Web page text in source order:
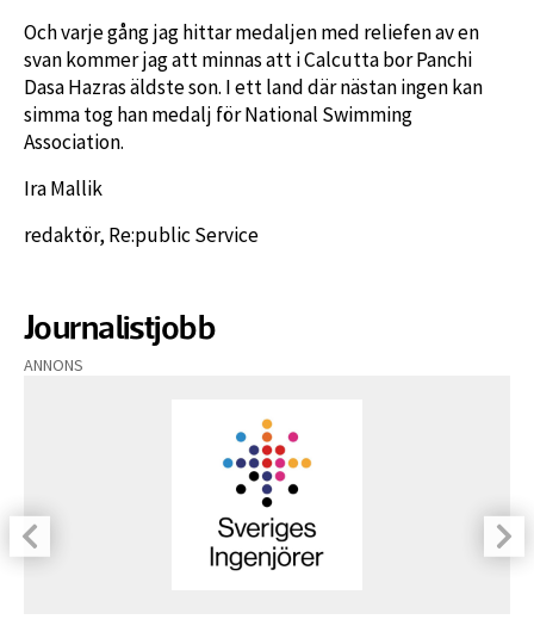
Och varje gång jag hittar medaljen med reliefen av en
svan kommer jag att minnas att i Calcutta bor Panchi
Dasa Hazras äldste son. I ett land där nästan ingen kan
simma tog han medalj för National Swimming
Association.
Ira Mallik
redaktör, Re:public Service
Journalistjobb
ANNONS